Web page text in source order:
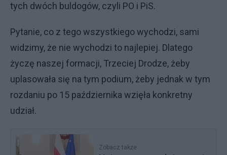
tych dwóch buldogów, czyli PO i PiS.
Pytanie, co z tego wszystkiego wychodzi, sami
widzimy, że nie wychodzi to najlepiej. Dlatego
życzę naszej formacji, Trzeciej Drodze, żeby
uplasowała się na tym podium, żeby jednak w tym
rozdaniu po 15 października wzięła konkretny
udział.
Zobacz także